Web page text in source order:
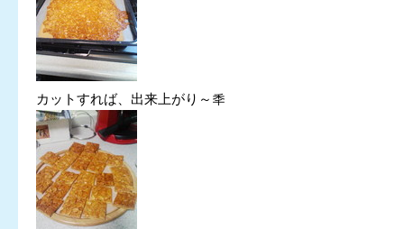
カットすれば、出来上がり～秊